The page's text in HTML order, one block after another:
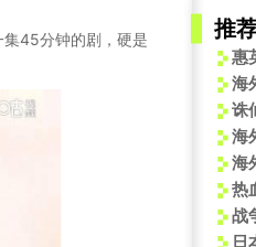
45分钟的剧，硬是
推
日